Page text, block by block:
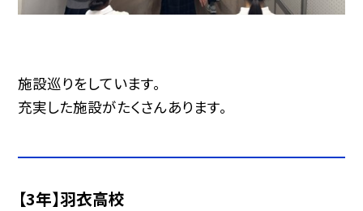
施設巡りをしています。
充実した施設がたくさんあります。
【3年】羽衣高校